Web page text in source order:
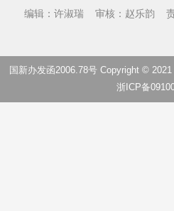
编辑：许淑瑞 审核：赵乐韵
国新办发函2006.78号 Copyright © 2021
浙ICP备